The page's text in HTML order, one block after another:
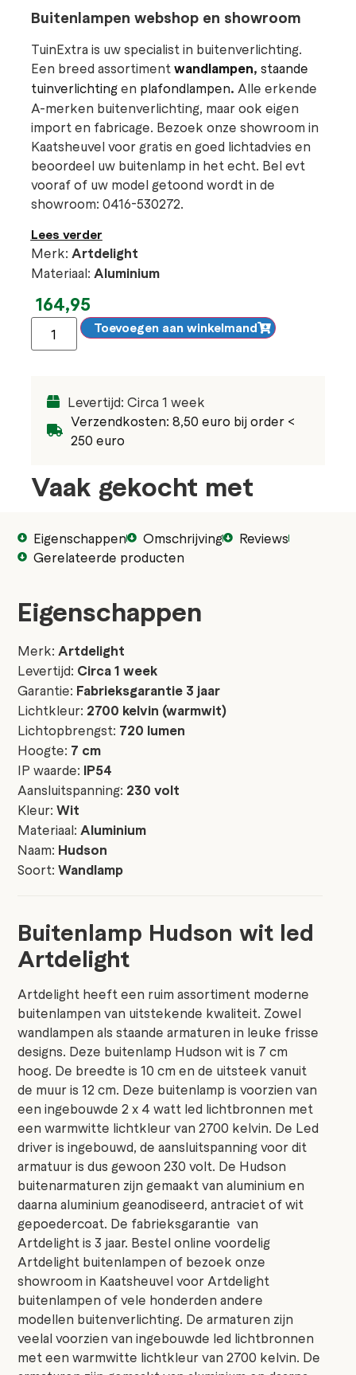
Buitenlampen webshop en showroom
TuinExtra is uw specialist in buitenverlichting.
Een breed assortimentwandlampen, staande
tuinverlichtingen plafondlampen. Alle erkende
A-merken buitenverlichting, maar ook eigen
import en fabricage. Bezoek onze showroom in
Kaatsheuvel voor gratis en goed lichtadvies en
beoordeel uw buitenlamp in het echt. Bel evt
vooraf of uw model getoond wordt in de
showroom: 0416-530272.
Lees verder
Merk: Artdelight
Materiaal: Aluminium
164,95
Toevoegen aan winkelmand
Levertijd: Circa 1 week
Verzendkosten: 8,50 euro bij order <
250 euro
Vaak gekocht met
Eigenschappen Omschrijving
Reviews
Gerelateerde producten
Eigenschappen
Merk: Artdelight
Levertijd: Circa 1 week
Garantie: Fabrieksgarantie 3 jaar
Lichtkleur: 2700 kelvin (warmwit)
Lichtopbrengst: 720 lumen
Hoogte: 7 cm
IP waarde: IP54
Aansluitspanning: 230 volt
Kleur:Wit
Materiaal: Aluminium
Naam: Hudson
Soort:Wandlamp
Buitenlamp Hudson wit led
Artdelight
Artdelight heeft een ruim assortiment moderne
buitenlampen van uitstekende kwaliteit. Zowel
wandlampen als staande armaturen in leuke frisse
designs. Deze buitenlamp Hudson wit is 7 cm
hoog. De breedte is 10 cm en de uitsteek vanuit
de muur is 12 cm. Deze buitenlamp is voorzien van
een ingebouwde 2 x 4 watt led lichtbronnen met
een warmwitte lichtkleur van 2700 kelvin. De Led
driver is ingebouwd, de aansluitspanning voor dit
armatuur is dus gewoon 230 volt. De Hudson
buitenarmaturen zijn gemaakt van aluminium en
daarna aluminium geanodiseerd, antraciet of wit
gepoedercoat. De fabrieksgarantie van
Artdelight is 3 jaar. Bestel online voordelig
Artdelight buitenlampen of bezoek onze
showroom in Kaatsheuvel voor Artdelight
buitenlampen of vele honderden andere
modellen buitenverlichting. De armaturen zijn
veelal voorzien van ingebouwde led lichtbronnen
met een warmwitte lichtkleur van 2700 kelvin. De